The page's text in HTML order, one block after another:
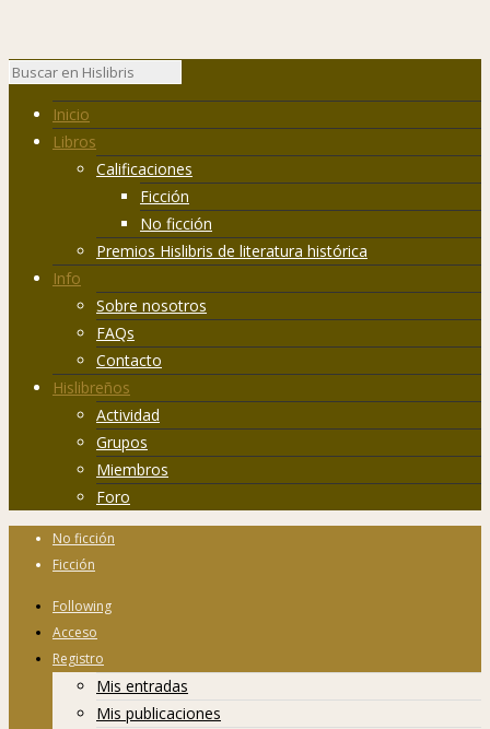
Inicio
Libros
Calificaciones
Ficción
No ficción
Premios Hislibris de literatura histórica
Info
Sobre nosotros
FAQs
Contacto
Hislibreños
Actividad
Grupos
Miembros
Foro
No ficción
Ficción
Following
Acceso
Registro
Mis entradas
Mis publicaciones